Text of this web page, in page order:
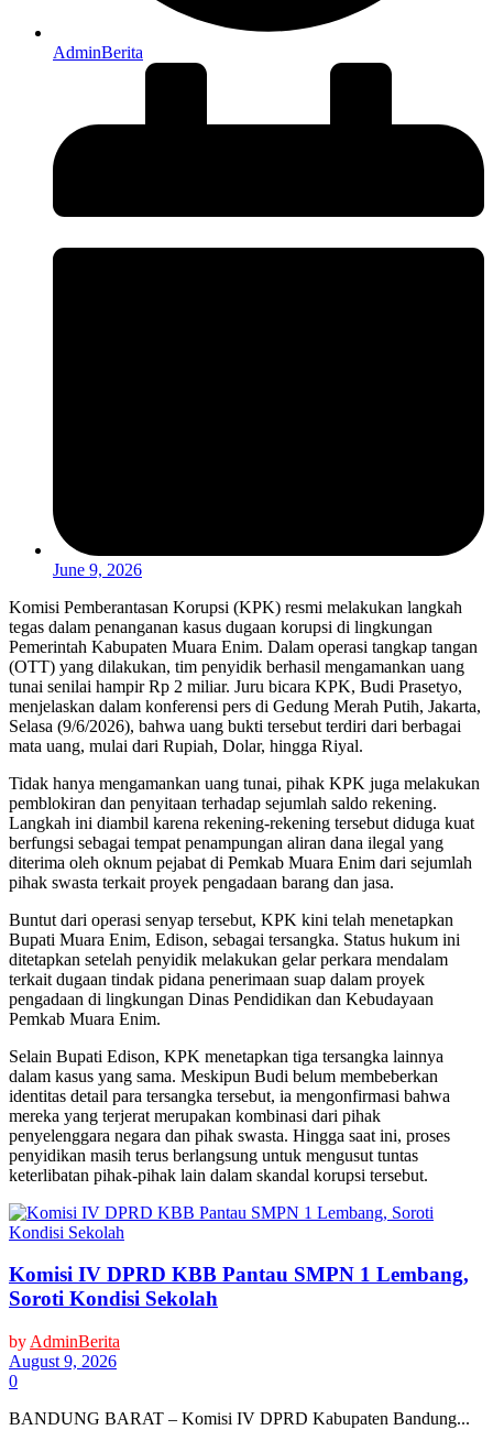
AdminBerita
June 9, 2026
Komisi Pemberantasan Korupsi (KPK) resmi melakukan langkah
tegas dalam penanganan kasus dugaan korupsi di lingkungan
Pemerintah Kabupaten Muara Enim. Dalam operasi tangkap tangan
(OTT) yang dilakukan, tim penyidik berhasil mengamankan uang
tunai senilai hampir Rp 2 miliar. Juru bicara KPK, Budi Prasetyo,
menjelaskan dalam konferensi pers di Gedung Merah Putih, Jakarta,
Selasa (9/6/2026), bahwa uang bukti tersebut terdiri dari berbagai
mata uang, mulai dari Rupiah, Dolar, hingga Riyal.
Tidak hanya mengamankan uang tunai, pihak KPK juga melakukan
pemblokiran dan penyitaan terhadap sejumlah saldo rekening.
Langkah ini diambil karena rekening-rekening tersebut diduga kuat
berfungsi sebagai tempat penampungan aliran dana ilegal yang
diterima oleh oknum pejabat di Pemkab Muara Enim dari sejumlah
pihak swasta terkait proyek pengadaan barang dan jasa.
Buntut dari operasi senyap tersebut, KPK kini telah menetapkan
Bupati Muara Enim, Edison, sebagai tersangka. Status hukum ini
ditetapkan setelah penyidik melakukan gelar perkara mendalam
terkait dugaan tindak pidana penerimaan suap dalam proyek
pengadaan di lingkungan Dinas Pendidikan dan Kebudayaan
Pemkab Muara Enim.
Selain Bupati Edison, KPK menetapkan tiga tersangka lainnya
dalam kasus yang sama. Meskipun Budi belum membeberkan
identitas detail para tersangka tersebut, ia mengonfirmasi bahwa
mereka yang terjerat merupakan kombinasi dari pihak
penyelenggara negara dan pihak swasta. Hingga saat ini, proses
penyidikan masih terus berlangsung untuk mengusut tuntas
keterlibatan pihak-pihak lain dalam skandal korupsi tersebut.
Komisi IV DPRD KBB Pantau SMPN 1 Lembang,
Soroti Kondisi Sekolah
by AdminBerita
August 9, 2026
0
BANDUNG BARAT – Komisi IV DPRD Kabupaten Bandung...